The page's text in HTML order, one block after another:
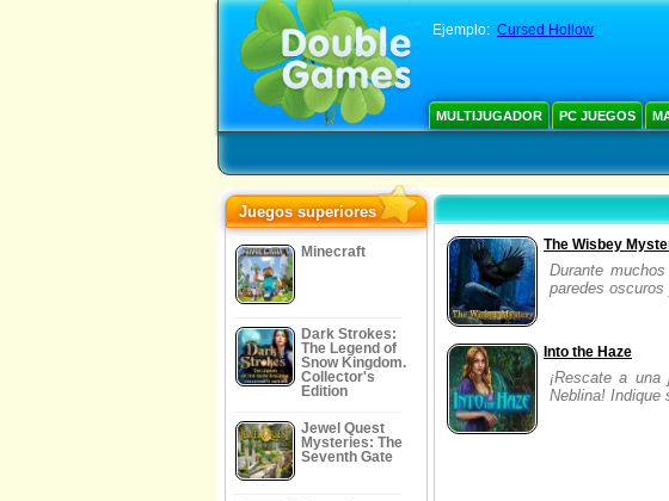
Ejemplo: Cursed Hollow
MULTIJUGADOR PC JUEGOS
Juegos superiores
Minecraft
Dark Strokes:
The Legend of
Snow Kingdom.
Collector's
Edition
Jewel Quest
Mysteries: The
Seventh Gate
The Wisbey
Durante
paredes
Into the Haze
¡Rescate a
Neblina! Indique